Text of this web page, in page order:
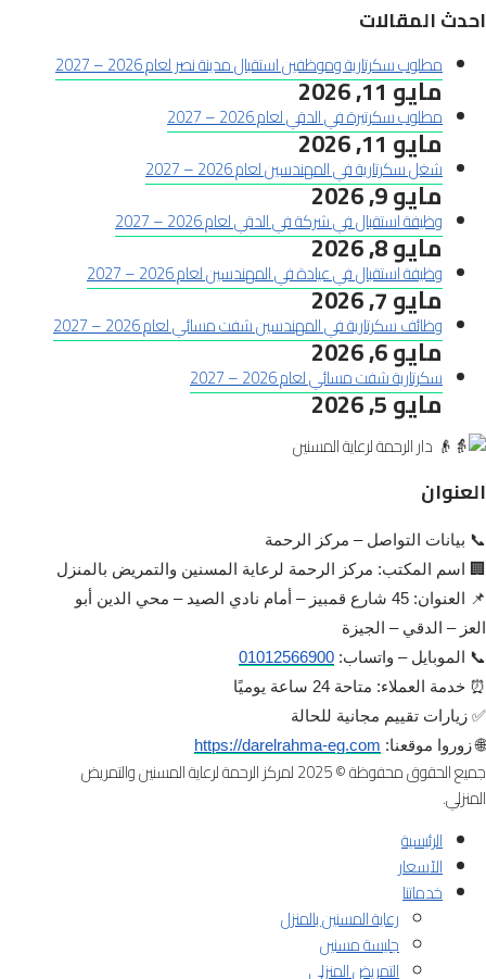
احدث المقالات
مطلوب سكرتارية وموظفين استقبال مدينة نصر لعام 2026 – 2027
مايو 11, 2026
مطلوب سكرتيرة في الدقي لعام 2026 – 2027
مايو 11, 2026
شغل سكرتارية في المهندسين لعام 2026 – 2027
مايو 9, 2026
وظيفة استقبال في شركة في الدقي لعام 2026 – 2027
مايو 8, 2026
وظيفة استقبال في عيادة في المهندسين لعام 2026 – 2027
مايو 7, 2026
وظائف سكرتارية في المهندسين شفت مسائي لعام 2026 – 2027
مايو 6, 2026
سكرتارية شفت مسائي لعام 2026 – 2027
مايو 5, 2026
العنوان
📞 بيانات التواصل – مركز الرحمة
🏢 اسم المكتب: مركز الرحمة لرعاية المسنين والتمريض بالمنزل
📌 العنوان: 45 شارع قمبيز – أمام نادي الصيد – محي الدين أبو
العز – الدقي – الجيزة
📞 الموبايل – واتساب: 01012566900
⏰ خدمة العملاء: متاحة 24 ساعة يوميًا
✅ زيارات تقييم مجانية للحالة
🌐 زوروا موقعنا: https://darelrahma-eg.com
جميع الحقوق محفوظة © 2025 لمركز الرحمة لرعاية المسنين والتمريض
المنزلي.
الرئيسية
الآسعار
خدماتنا
رعاية المسنين بالمنزل
جليسة مسنين
التمريض المنزلي